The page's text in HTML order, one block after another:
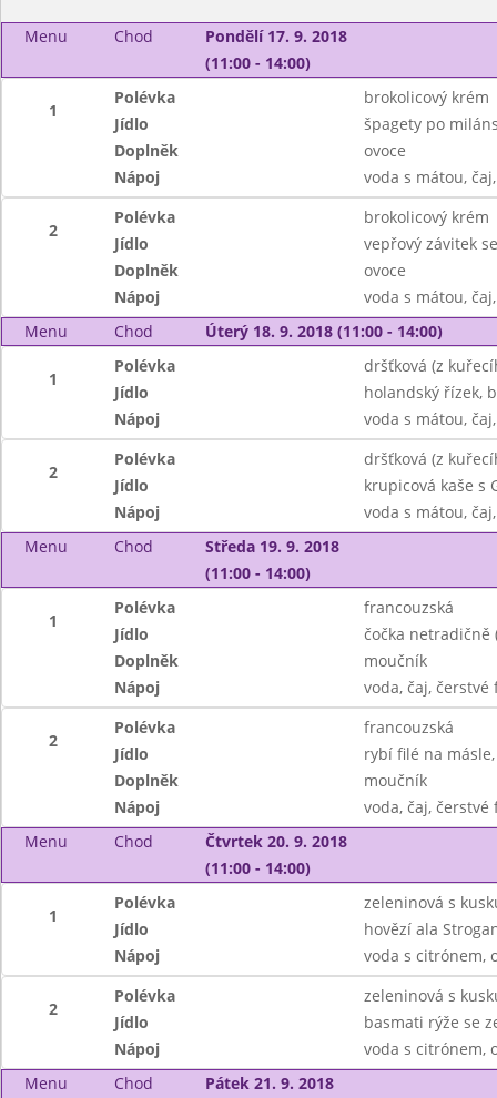
Menu Chod
Pondělí 17. 9. 2018
(11:00 - 14:00)
1
Polévka
brokolicový krém
Jídlo
špagety po
Doplněk
ovoce
Nápoj
voda s mátou,
2
Polévka
brokolicový krém
Jídlo
vepřový závitek
Doplněk
ovoce
Nápoj
voda s mátou,
Menu
Chod Úterý 18. 9. 2018 (11:00 - 14:00)
1
Polévka
dršťková (z
Jídlo
holandský řízek,
Nápoj
voda s mátou,
2
Polévka
dršťková (z
Jídlo
krupicová kaše s
Nápoj
voda s mátou,
Menu
Chod
Středa 19. 9. 2018
(11:00 - 14:00)
1
Polévka
francouzská
Jídlo
čočka netradičně
Doplněk
moučník
Nápoj
voda, čaj,
2
Polévka
francouzská
Jídlo
rybí filé na
Doplněk
moučník
Nápoj
voda, čaj,
Menu
Chod
Čtvrtek 20. 9. 2018
(11:00 - 14:00)
1
Polévka
zeleninová s
Jídlo
hovězí ala
Nápoj
voda s citrónem,
2
Polévka
zeleninová s
Jídlo
basmati rýže se
Nápoj
voda s citrónem,
Menu
Chod Pátek 21. 9. 2018